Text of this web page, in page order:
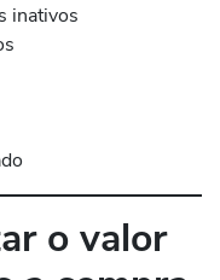
inativos
o valor